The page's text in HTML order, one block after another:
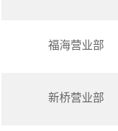
福海营业部
新桥营业部